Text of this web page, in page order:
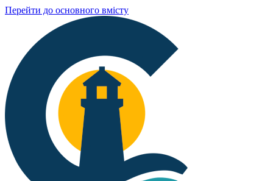
Перейти до основного вмісту